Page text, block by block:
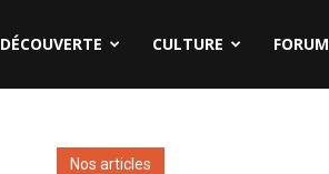
DÉCOUVERTE CULTURE FORUM
Nos articles